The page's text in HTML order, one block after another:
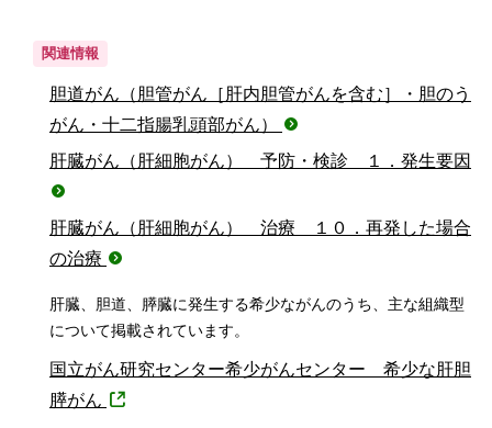
関連情報
胆道がん（胆管がん［肝内胆管がんを含む］・胆のう
がん・十二指腸乳頭部がん）
肝臓がん（肝細胞がん） 予防・検診 １．発生要因
肝臓がん（肝細胞がん） 治療 １０．再発した場合
の治療
肝臓、胆道、膵臓に発生する希少ながんのうち、主な組織型
について掲載されています。
国立がん研究センター希少がんセンター 希少な肝胆
膵がん